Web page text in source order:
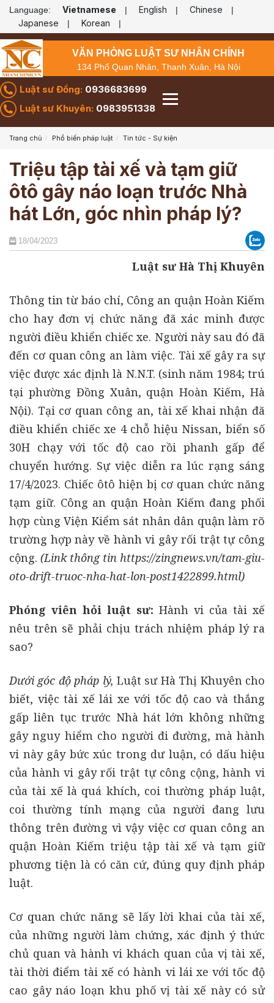
Language: Vietnamese | English | Chinese |
Japanese | Korean |
VĂN PHÒNG LUẬT SƯ NHÂN CHÍNH
134 Phố Quan Nhân, Thanh Xuân, Hà Nội
Luật sư Đồng: 0936683699
Luật sư Khuyên: 0983951338
Trang chủ Phổ biến pháp luật Tin tức - Sự kiện
Triệu tập tài xế và tạm giữ
ôtô gây náo loạn trước Nhà
hát Lớn, góc nhìn pháp lý?
18/04/2023
Luật sư Hà Thị Khuyên
Thông tin từ báo chí, Công an quận Hoàn Kiếm
cho hay đơn vị chức năng đã xác minh được
người điều khiển chiếc xe. Người này sau đó đã
đến cơ quan công an làm việc. Tài xế gây ra sự
việc được xác định là N.N.T. (sinh năm 1984; trú
tại phường Đồng Xuân, quận Hoàn Kiếm, Hà
Nội). Tại cơ quan công an, tài xế khai nhận đã
điều khiển chiếc xe 4 chỗ hiệu Nissan, biển số
30H chạy với tốc độ cao rồi phanh gấp để
chuyển hướng. Sự việc diễn ra lúc rạng sáng
17/4/2023. Chiếc ôtô hiện bị cơ quan chức năng
tạm giữ. Công an quận Hoàn Kiếm đang phối
hợp cùng Viện Kiểm sát nhân dân quận làm rõ
trường hợp này về hành vi gây rối trật tự công
cộng. (Link thông tin https://zingnews.vn/tam-giu-
oto-drift-truoc-nha-hat-lon-post1422899.html)
Phóng viên hỏi luật sư: Hành vi của tài xế
nêu trên sẽ phải chịu trách nhiệm pháp lý ra
sao?
Dưới góc độ pháp lý, Luật sư Hà Thị Khuyên cho
biết, việc tài xế lái xe với tốc độ cao và thắng
gấp liên tục trước Nhà hát lớn không những
gây nguy hiểm cho người đi đường, mà hành
vi này gây bức xúc trong dư luận, có dấu hiệu
của hành vi gây rối trật tự công cộng, hành vi
của tài xế là quá khích, coi thường pháp luật,
coi thường tính mạng của người đang lưu
thông trên đường vì vậy việc cơ quan công an
quận Hoàn Kiếm triệu tập tài xế và tạm giữ
phương tiện là có căn cứ, đúng quy định pháp
luật.
Cơ quan chức năng sẽ lấy lời khai của tài xế,
của những người làm chứng, xác định ý thức
chủ quan và hành vi khách quan của vị tài xế,
tài thời điểm tài xế có hành vi lái xe với tốc độ
cao gây náo loạn khu phố vị tài xế này có sử